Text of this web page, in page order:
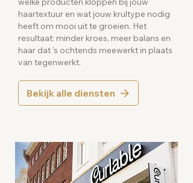
haartextuur en wat jouw krultype nodig
heeft om mooi uit te groeien. Het
resultaat: minder kroes, meer balans en
haar dat 's ochtends meewerkt in plaats
van tegenwerkt.
Bekijk alle diensten